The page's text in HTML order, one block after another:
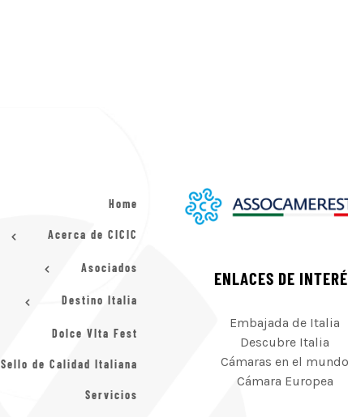
Home
Acerca de CICIC
Asociados
Destino Italia
Dolce VIta Fest
Sello de Calidad Italiana
Servicios
ENLACES DE
Embajada de Italia
Descubre Italia
Cámaras en el mundo
Cámara Europea